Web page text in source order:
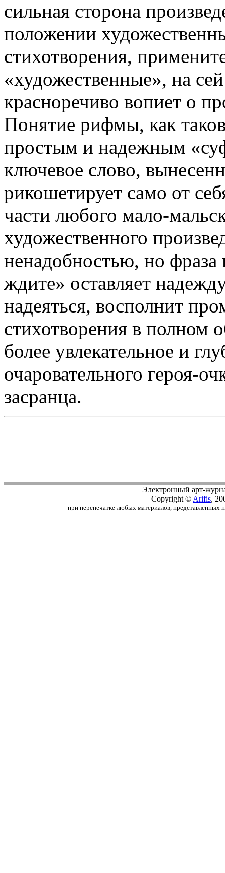
сильная сторона
положении
стихотворения,
«художественные», на
красноречиво вопиет о
Понятие рифмы, как
простым и надежным
ключевое слово,
рикошетирует само от
части любого мало-
художественного
ненадобностью, но фраза
ждите» оставляет
надеяться, восполнит
стихотворения в полном
более увлекательное и
очаровательного героя-
засранца.
Электронный арт-
Copyright © Arifis,
при перепечатке любых материалов, представленных